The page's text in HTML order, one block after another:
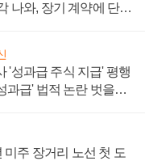
나와, 장기 계약에 단점
'성과급 주식 지급' 평행
과급' 법적 논란 벗을지
미주 장거리 노선 첫 도